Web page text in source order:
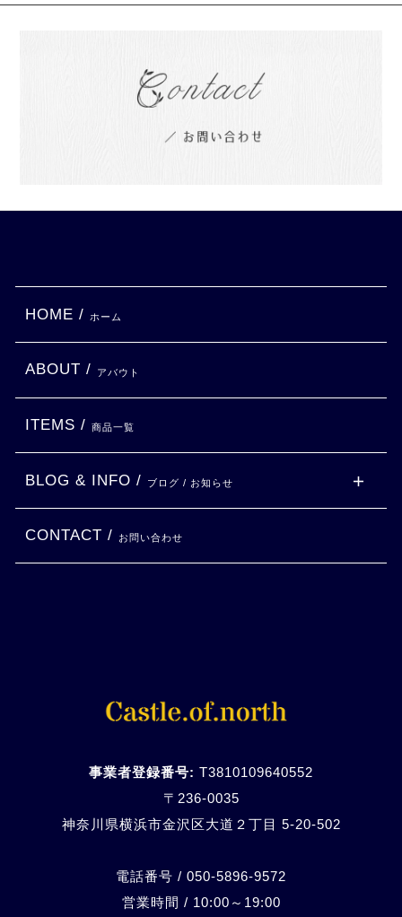
事業者登録番号: T3810109640552
〒236-0035
神奈川県横浜市金沢区大道２丁目 5-20-502
電話番号 / 050-5896-9572
営業時間 / 10:00～19:00
HOME / ホーム
ABOUT / アバウト
ITEMS / 商品一覧
BLOG & INFO / ブログ / お知らせ
CONTACT / お問い合わせ